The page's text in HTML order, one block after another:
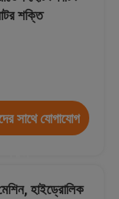
শক্তি
সাথে যোগাযোগ
হাইড্রোলিক